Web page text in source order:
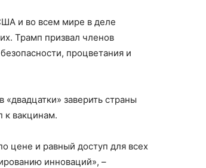
и во всем мире в деле
Трамп призвал членов
процветания и
заверить страны
к вакцинам.
цене и равный доступ для всех
инноваций», –